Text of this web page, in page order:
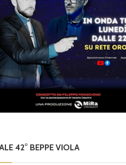
42° BEPPE VIOLA